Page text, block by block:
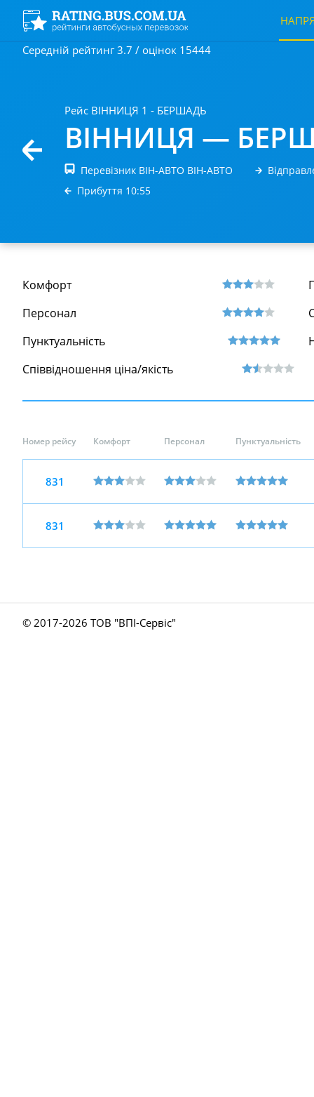
Середній рейтинг 3.7 / оцінок 15444
Рейс ВІННИЦЯ 1 - БЕРШАДЬ
ВІННИЦЯ —
Перевізник ВІН-АВТО ВІН-АВТО
Прибуття 10:55
Комфорт
Персонал
Пунктуальність
Співвідношення ціна/якість
Номер рейсу Комфорт Персонал Пунктуальність
831
831
© 2017-2026 ТОВ "ВПІ-Сервіс"